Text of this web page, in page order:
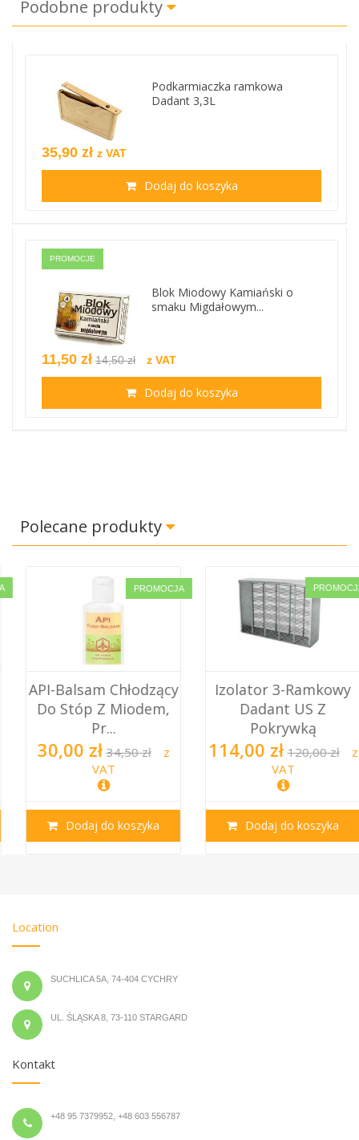
Podobne produkty
Podkarmiaczka ramkowa
Dadant 3,3L
35,90 zł z VAT
Dodaj do koszyka
PROMOCJE
Blok Miodowy Kamiański o
smaku Migdałowym...
11,50 zł 14,50 zł z VAT
Dodaj do koszyka
Polecane produkty
PROMOCJA
API-Balsam Chłodzący
Do Stóp Z Miodem,
Pr...
30,00 zł 34,50 zł
z
VAT
Dodaj do koszyka
PROMOCJA
Izolator 3-Ramkowy
Dadant US Z
Pokrywką
114,00 zł 120,00 zł
z
VAT
Dodaj do koszyka
Location
SUCHLICA 5A, 74-404 CYCHRY
UL. ŚLĄSKA 8, 73-110 STARGARD
Kontakt
+48 95 7379952, +48 603 556787